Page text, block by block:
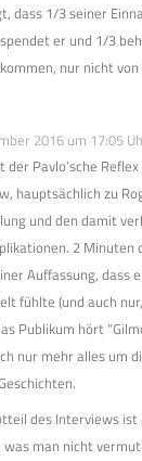
dass 1/3 seiner
er und 1/3
nur nicht von
2016 um 17:05
der Pavlo’sche
hauptsächlich zu
und den damit
2 Minuten
Auffassung, dass
fühlte (und auch
Publikum hört
nur mehr alles um
des Interviews
was man nicht